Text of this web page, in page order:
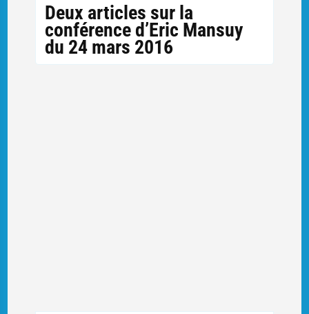
Deux articles sur la
conférence d’Eric Mansuy
du 24 mars 2016